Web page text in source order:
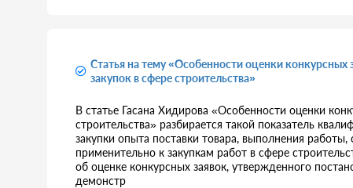
Статья на тему «Особенности оценки конкурсных
закупок в сфере строительства»
В статье Гасана Хидирова «Особенности оценки
строительства» разбирается такой показатель
закупки опыта поставки товара, выполнения
применительно к закупкам работ в сфере
об оценке конкурсных заявок, утвержденного
демонстр